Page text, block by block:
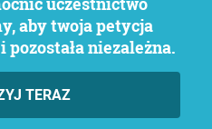
aby twoja petycja
pozostała niezależna.
TERAZ